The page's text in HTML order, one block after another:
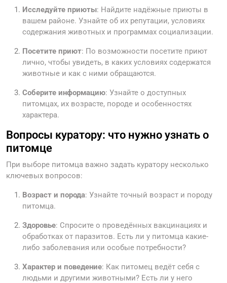
Исследуйте приюты: Найдите надёжные приюты в
вашем районе. Узнайте об их репутации, условиях
содержания животных и программах социализации.
Посетите приют: По возможности посетите приют
лично, чтобы увидеть, в каких условиях содержатся
животные и как с ними обращаются.
Соберите информацию: Узнайте о доступных
питомцах, их возрасте, породе и особенностях
характера.
Вопросы куратору: что нужно узнать о
питомце
При выборе питомца важно задать куратору несколько
ключевых вопросов:
Возраст и порода: Узнайте точный возраст и породу
питомца.
Здоровье: Спросите о проведённых вакцинациях и
обработках от паразитов. Есть ли у питомца какие-
либо заболевания или особые потребности?
Характер и поведение: Как питомец ведёт себя с
людьми и другими животными? Есть ли у него